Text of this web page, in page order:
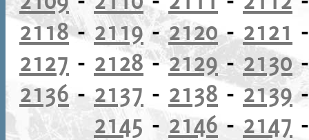
2118- 2119-2120- 2121
2127 - 2128-2129-2130
2136 - 2137 - 2138 -2139
2145 - 2146 - 2147